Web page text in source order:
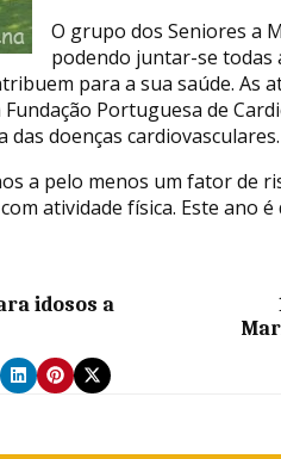
O grupo dos Seniores a
podendo juntar-se todas
para a sua saúde. As
Fundação Portuguesa de
doenças cardiovasculares.
a pelo menos um fator de
atividade física. Este ano
idosos a